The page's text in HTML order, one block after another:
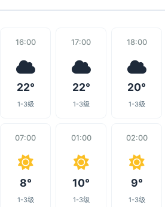
16:00
22°
1-3级
17:00
22°
1-3级
18:00
20°
1-3级
07:00
8°
1-3级
01:00
10°
1-3级
02:00
9°
1-3级